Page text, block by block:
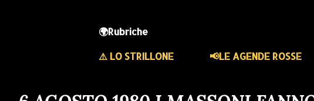
🌍Rubriche
⚠️ LO STRILLONE
📢LE AGENDE ROSSE